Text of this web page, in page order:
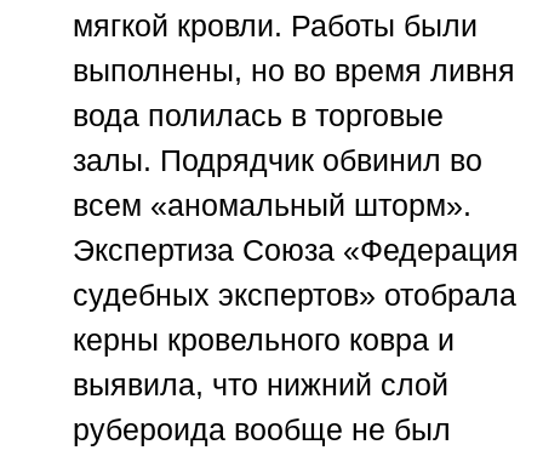
мягкой кровли. Работы были
выполнены, но во время ливня
вода полилась в торговые
залы. Подрядчик обвинил во
всем «аномальный шторм».
Экспертиза Союза «Федерация
судебных экспертов» отобрала
керны кровельного ковра и
выявила, что нижний слой
рубероида вообще не был